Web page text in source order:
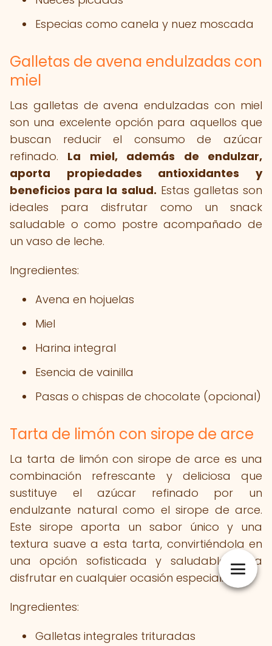
Especias como canela y nuez moscada
Galletas de avena endulzadas con
miel
Las galletas de avena endulzadas con miel
son una excelente opción para aquellos que
buscan reducir el consumo de azúcar
refinado. La miel, además de endulzar,
aporta propiedades antioxidantes y
beneficios para la salud. Estas galletas son
ideales para disfrutar como un snack
saludable o como postre acompañado de
un vaso de leche.
Ingredientes:
Avena en hojuelas
Miel
Harina integral
Esencia de vainilla
Pasas o chispas de chocolate (opcional)
Tarta de limón con sirope de arce
La tarta de limón con sirope de arce es una
combinación refrescante y deliciosa que
sustituye el azúcar refinado por un
endulzante natural como el sirope de arce.
Este sirope aporta un sabor único y una
textura suave a esta tarta, convirtiéndola en
una opción sofisticada y saludable para
disfrutar en cualquier ocasión especial.
Ingredientes:
Galletas integrales trituradas